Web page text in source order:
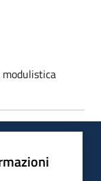
modulistica